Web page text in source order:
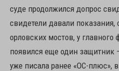
суде продолжился допрос
свидетели давали
орловских мостов, у
появился еще один
уже писала ранее «ОС-плюс»,